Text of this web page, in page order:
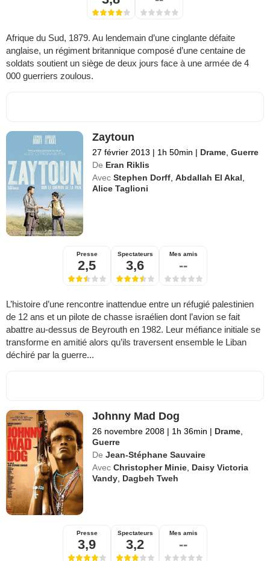
Afrique du Sud, 1879. Au lendemain d’une cinglante défaite
anglaise, un régiment britannique composé d’une centaine de
soldats soutient un siège de deux jours face à une armée de 4
000 guerriers zoulous.
Zaytoun
27 février 2013 | 1h 50min | Drame,Guerre
De Eran Riklis
Avec Stephen Dorff,Abdallah El Akal,
Alice Taglioni
Presse
2,5
Spectateurs
3,6
Mes amis
--
L’histoire d’une rencontre inattendue entre un réfugié palestinien
de 12 ans et un pilote de chasse israélien dont l’avion se fait
abattre au-dessus de Beyrouth en 1982. Leur méfiance initiale se
transforme en amitié alors qu’ils traversent ensemble le Liban
déchiré par la guerre...
Johnny Mad Dog
26 novembre 2008 | 1h 36min | Drame,
Guerre
De Jean-Stéphane Sauvaire
Avec Christopher Minie, Daisy Victoria
Vandy, Dagbeh Tweh
Presse
3,9
Spectateurs
3,2
Mes amis
--